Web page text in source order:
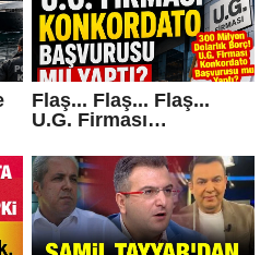
Flaş... Flaş... Flaş...
U.G. Firması
mu yaptı?